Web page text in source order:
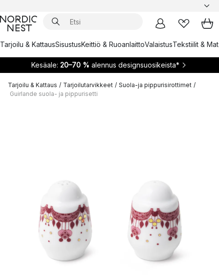
Tarjoilu & KattausSisustusKeittiö & RuoanlaittoValaistusTekstiilit &
Kesäale: 20–70 % alennus designsuosikeista*
Tarjoilu & Kattaus / Tarjoilutarvikkeet / Suola-ja pippurisirottimet /
Guirlande suola- ja pippurisetti